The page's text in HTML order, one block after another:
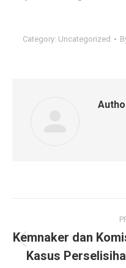
Category: Uncategorized
navigation
Kemnaker dan
Kasus